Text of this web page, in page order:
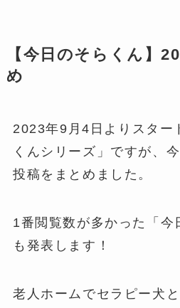
【今日のそらくん】
め
2023年9月4日よりスター
くんシリーズ」ですが、
投稿をまとめました。
1番閲覧数が多かった「今
も発表します！
老人ホームでセラピー犬